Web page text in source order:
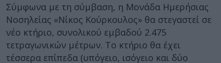
Σύμφωνα με τη σύμβαση, η Μονάδα Ημερήσιας
Νοσηλείας «Νίκος Κούρκουλος» θα στεγαστεί σε
νέο κτήριο, συνολικού εμβαδού 2.475
τετραγωνικών μέτρων. Το κτήριο θα έχει
τέσσερα επίπεδα (υπόγειο, ισόγειο και δύο